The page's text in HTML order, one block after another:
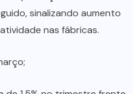
sinalizando aumento
nas fábricas.